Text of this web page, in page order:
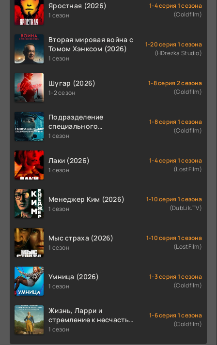
Яростная (2026)
1 сезон
1-4 серия 1 сезона
(Coldfilm)
Вторая мировая война с
Томом Хэнксом (2026)
1 сезон
1-20 серия 1 сезона
(HDrezka Studio)
Шугар (2026)
1-2 сезон
1-8 серия 2 сезона
(Coldfilm)
Подразделение
специального
назначения (2026)
1 сезон
1-8 серия 1 сезона
(Coldfilm)
Лаки (2026)
1 сезон
1-4 серия 1 сезона
(LostFilm)
Менеджер Ким (2026)
1 сезон
1-10 серия 1 сезона
(DubLik.TV)
Мыс страха (2026)
1 сезон
1-10 серия 1 сезона
(LostFilm)
Умница (2026)
1 сезон
1-3 серия 1 сезона
(Coldfilm)
Жизнь, Ларри и
стремление к несчастью:
Почти история Америки
1 сезон
1-6 серия 1 сезона
(Coldfilm)